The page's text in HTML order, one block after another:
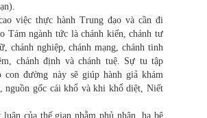
việc thực hành Trung đạo và cần đi
Tám ngành tức là chánh kiến, chánh tư
chánh nghiệp, chánh mạng, chánh tinh
chánh định và chánh tuệ. Sự tu tập
con đường này sẽ giúp hành giả khám
nguồn gốc cái khổ và khi khổ diệt, Niết
của thế gian nhằm phủ nhận, hạ bệ